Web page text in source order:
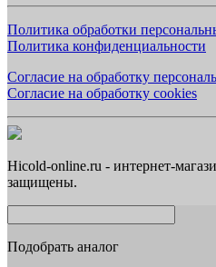
Политика обработки
Политика конфиденциальности
Согласие на обработку
Согласие на обработку cookies
Hicold-online.ru - интернет-
защищены.
Подобрать аналог